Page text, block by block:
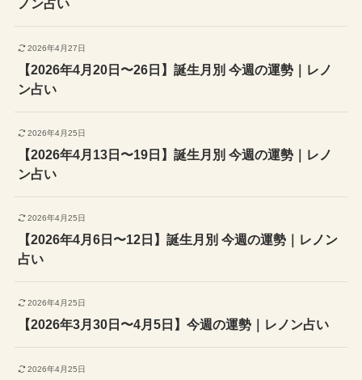
ノン占い
2026年4月27日
【2026年4月20日〜26日】誕生月別 今週の運勢｜レノ
ン占い
2026年4月25日
【2026年4月13日〜19日】誕生月別 今週の運勢｜レノ
ン占い
2026年4月25日
【2026年4月6日〜12日】誕生月別 今週の運勢｜レノン
占い
2026年4月25日
【2026年3月30日〜4月5日】今週の運勢｜レノン占い
2026年4月25日